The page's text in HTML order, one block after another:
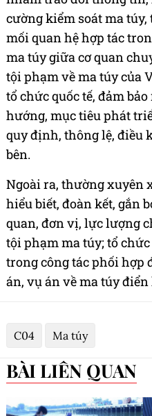
cường kiểm soát ma
mối quan hệ hợp tác
ma túy giữa cơ quan
tội phạm về ma túy của
tổ chức quốc tế, đảm
hướng, mục tiêu phát
quy định, thông lệ, điều
bên.
Ngoài ra, thường xuyên
hiểu biết, đoàn kết, gắn
quan, đơn vị, lực lượng
tội phạm ma túy; tổ
trong công tác phối hợp
án, vụ án về ma túy
C04 Ma túy
BÀI LIÊN QUAN